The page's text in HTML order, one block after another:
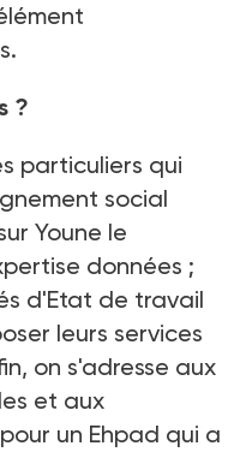
?
particuliers qui
social
Youne le
données ;
d'Etat de travail
leurs services
on s'adresse aux
et aux
un Ehpad qui a